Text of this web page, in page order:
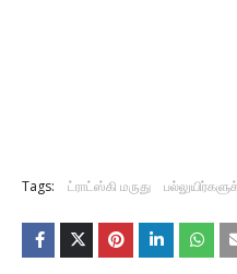
Tags: ட்ராட்ஸ்கி மருது